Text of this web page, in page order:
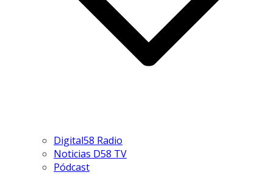
Digital58 Radio
Noticias D58 TV
Pódcast